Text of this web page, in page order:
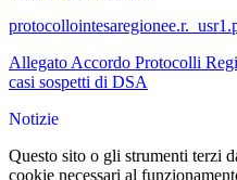
Allegato Accordo Protocolli
casi sospetti di DSA
Notizie
Questo sito o gli strumenti terzi
cookie necessari al